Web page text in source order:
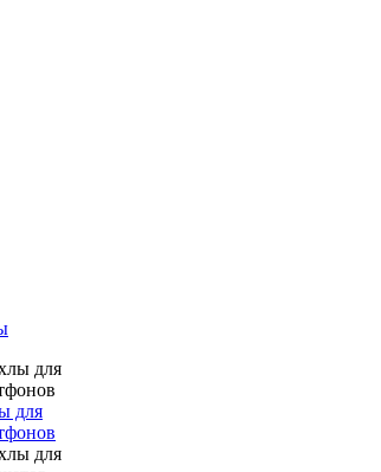
для